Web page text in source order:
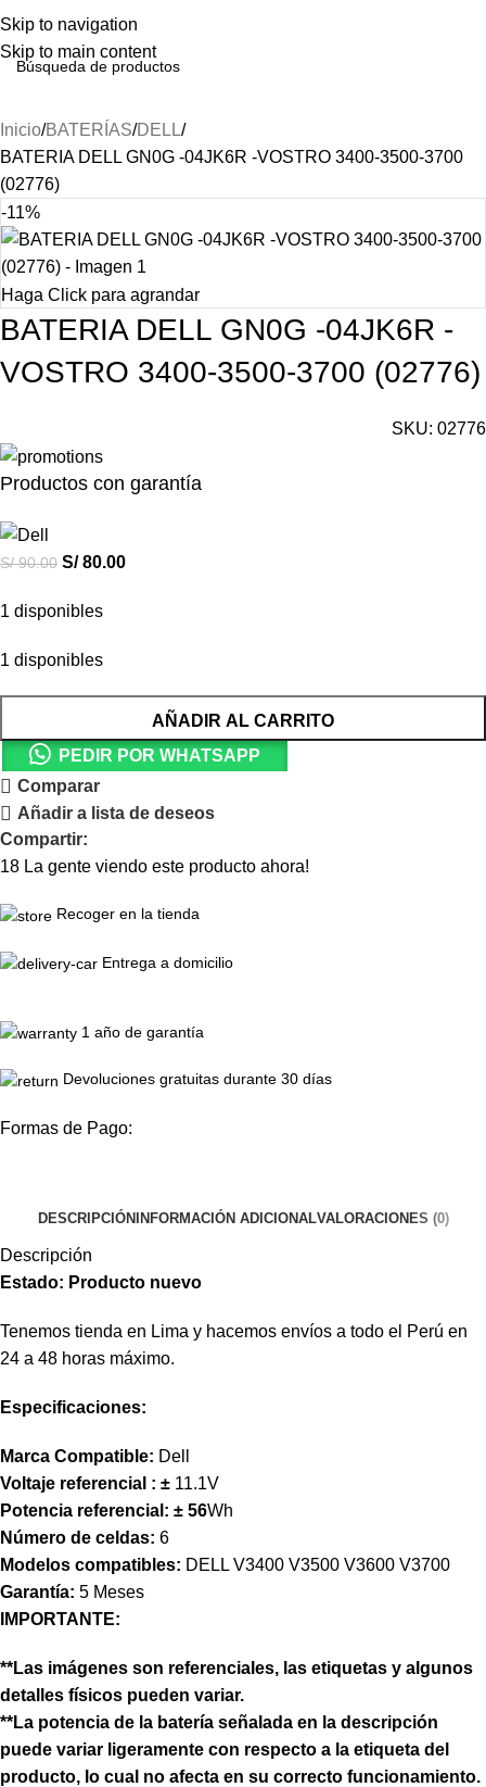
Skip to navigation
Skip to main content
Inicio BATERÍAS DELL
BATERIA DELL GN0G -04JK6R -VOSTRO 3400-3500-3700
(02776)
-11%
Haga Click para agrandar
BATERIA DELL GN0G -04JK6R -
VOSTRO 3400-3500-3700 (02776)
SKU: 02776
Productos con garantía
S/90.00 S/80.00
1 disponibles
1 disponibles
AÑADIR AL CARRITO
PEDIR POR WHATSAPP
Comparar
Añadir a lista de deseos
Compartir:
18 La gente viendo este producto ahora!
Recoger en la tienda
Entrega a domicilio
1 año de garantía
Devoluciones gratuitas durante 30 días
Formas de Pago:
DESCRIPCIÓNINFORMACIÓN ADICIONALVALORACIONES (0)
Descripción
Estado: Producto nuevo
Tenemos tienda en Lima y hacemos envíos a todo el Perú en
24 a 48 horas máximo.
Especificaciones:
Marca Compatible: Dell
Voltaje referencial : ± 11.1V
Potencia referencial: ± 56Wh
Número de celdas: 6
Modelos compatibles: DELL V3400 V3500 V3600 V3700
Garantía: 5 Meses
IMPORTANTE:
**Las imágenes son referenciales, las etiquetas y algunos
detalles físicos pueden variar.
**La potencia de la batería señalada en la descripción
puede variar ligeramente con respecto a la etiqueta del
producto, lo cual no afecta en su correcto funcionamiento.